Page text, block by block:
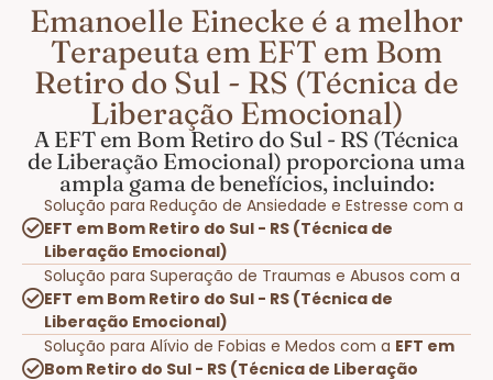
Emanoelle Einecke é a melhor
Terapeuta em EFT em Bom
Retiro do Sul - RS (Técnica de
Liberação Emocional)
A EFT em Bom Retiro do Sul - RS (Técnica
de Liberação Emocional) proporciona uma
ampla gama de benefícios, incluindo:
Solução para Redução de Ansiedade e Estresse com a
EFT em Bom Retiro do Sul - RS (Técnica de
Liberação Emocional)
Solução para Superação de Traumas e Abusos com a
EFT em Bom Retiro do Sul - RS (Técnica de
Liberação Emocional)
Solução para Alívio de Fobias e Medos com a EFT em
Bom Retiro do Sul - RS (Técnica de Liberação